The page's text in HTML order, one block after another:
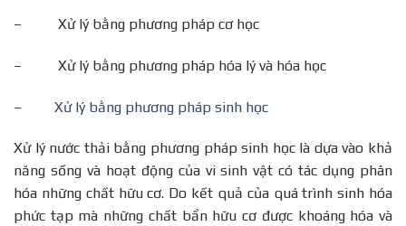
– Xử lý bằng phương pháp cơ học
– Xử lý bằng phương pháp hóa lý và hóa học
– Xử lý bằng phương pháp sinh học
Xử lý nước thải bằng phương pháp sinh học là dựa vào khả
năng sống và hoạt động của vi sinh vật có tác dụng phân
hóa những chất hữu cơ. Do kết quả của quá trình sinh hóa
phức tạp mà những chất bẩn hữu cơ được khoáng hóa và